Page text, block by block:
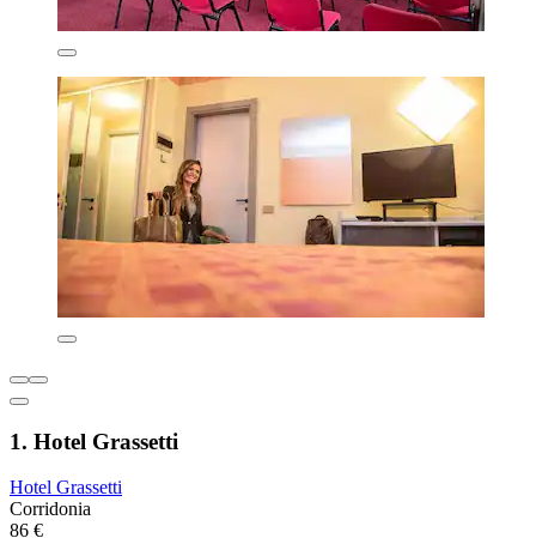
1. Hotel Grassetti
Hotel Grassetti
Corridonia
86 €